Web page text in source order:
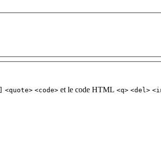
<quote> <code> et le code HTML <q> <del>